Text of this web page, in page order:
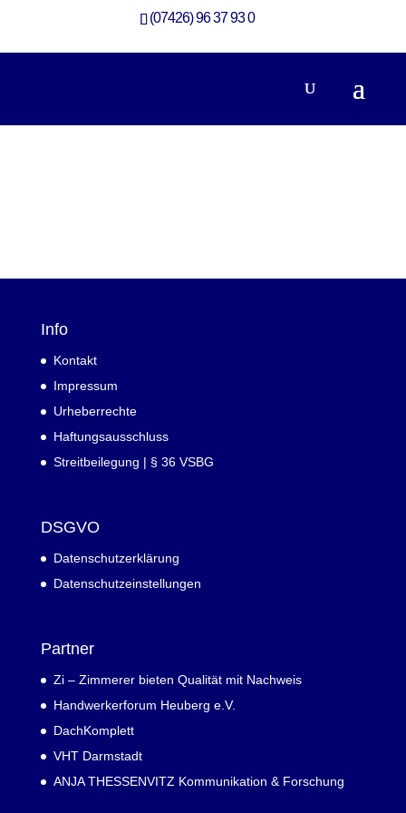
(07426) 96 37 93 0
Info
Kontakt
Impressum
Urheberrechte
Haftungsausschluss
Streitbeilegung | § 36 VSBG
DSGVO
Datenschutzerklärung
Datenschutzeinstellungen
Partner
Zi – Zimmerer bieten Qualität mit Nachweis
Handwerkerforum Heuberg e.V.
DachKomplett
VHT Darmstadt
ANJA THESSENVITZ Kommunikation & Forschung